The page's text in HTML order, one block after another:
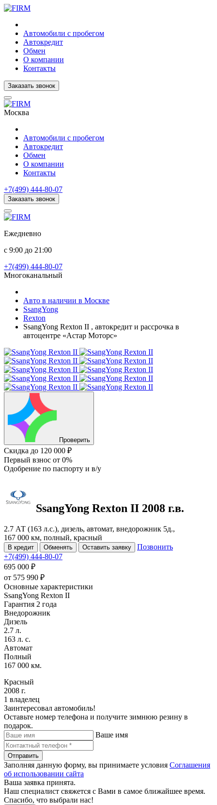
Автомобили с пробегом
Автокредит
Обмен
О компании
Контакты
Заказать звонок
Москва
Автомобили с пробегом
Автокредит
Обмен
О компании
Контакты
+7(499) 444-80-07
Заказать звонок
Ежедневно
с 9:00 до 21:00
+7(499) 444-80-07
Многоканальный
Авто в наличии в Москве
SsangYong
Rexton
SsangYong Rexton II , автокредит и рассрочка в
автоцентре «Астар Моторс»
Проверить
Скидка до 120 000 ₽
Первый взнос от 0%
Одобрение по паспорту и в/у
SsangYong Rexton II 2008 г.в.
2.7 АТ (163 л.с.), дизель, автомат, внедорожник 5д.,
167 000 км, полный, красный
В кредит Обменять Оставить заявку
Позвонить
+7(499) 444-80-07
695 000 ₽
от 575 990 ₽
Основные характеристики
SsangYong Rexton II
Гарантия 2 года
Внедорожник
Дизель
2.7 л.
163 л. с.
Автомат
Полный
167 000 км.
Красный
2008 г.
1 владелец
Заинтересовал автомобиль!
Оставьте номер телефона и получите зимнюю резину в
подарок.
Ваше имя
Отправить
Заполняя данную форму, вы принимаете условия Соглашения
об использовании сайта
Ваша заявка принята.
Наш специалист свяжется с Вами в самое ближайшее время.
Спасибо, что выбрали нас!